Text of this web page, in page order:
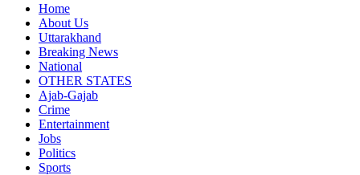
Home
About Us
Uttarakhand
Breaking News
National
OTHER STATES
Ajab-Gajab
Crime
Entertainment
Jobs
Politics
Sports